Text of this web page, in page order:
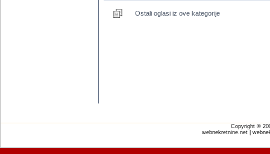
Ostali oglasi iz ove kategorije
Copyright ©
webnekretnine.net |